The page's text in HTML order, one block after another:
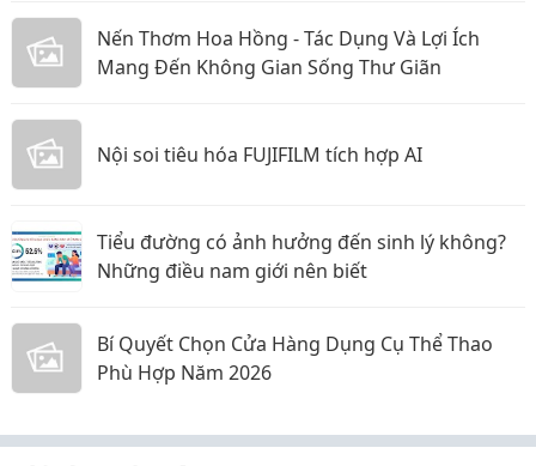
Nến Thơm Hoa Hồng - Tác Dụng Và Lợi Ích
Mang Đến Không Gian Sống Thư Giãn
Nội soi tiêu hóa FUJIFILM tích hợp AI
Tiểu đường có ảnh hưởng đến sinh lý không?
Những điều nam giới nên biết
Bí Quyết Chọn Cửa Hàng Dụng Cụ Thể Thao
Phù Hợp Năm 2026